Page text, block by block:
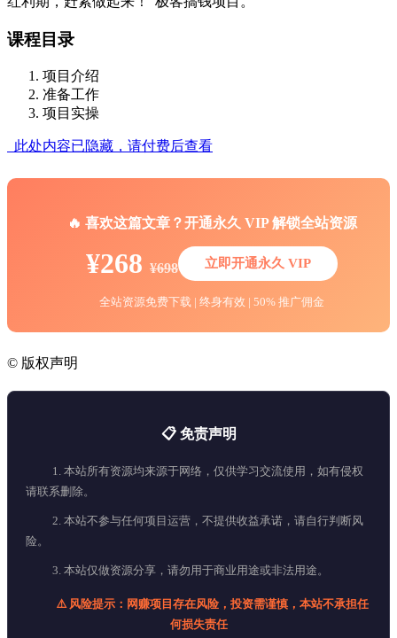
课程目录
项目介绍
准备工作
项目实操
此处内容已隐藏，请付费后查看
🔥 喜欢这篇文章？开通永久 VIP 解锁全站资源
¥268 ¥698 立即开通永久 VIP
全站资源免费下载 | 终身有效 | 50% 推广佣金
© 版权声明
📋 免责声明
1. 本站所有资源均来源于网络，仅供学习交流使用，如有侵权
请联系删除。
2. 本站不参与任何项目运营，不提供收益承诺，请自行判断风
险。
3. 本站仅做资源分享，请勿用于商业用途或非法用途。
⚠️ 风险提示：网赚项目存在风险，投资需谨慎，本站不承担任
何损失责任